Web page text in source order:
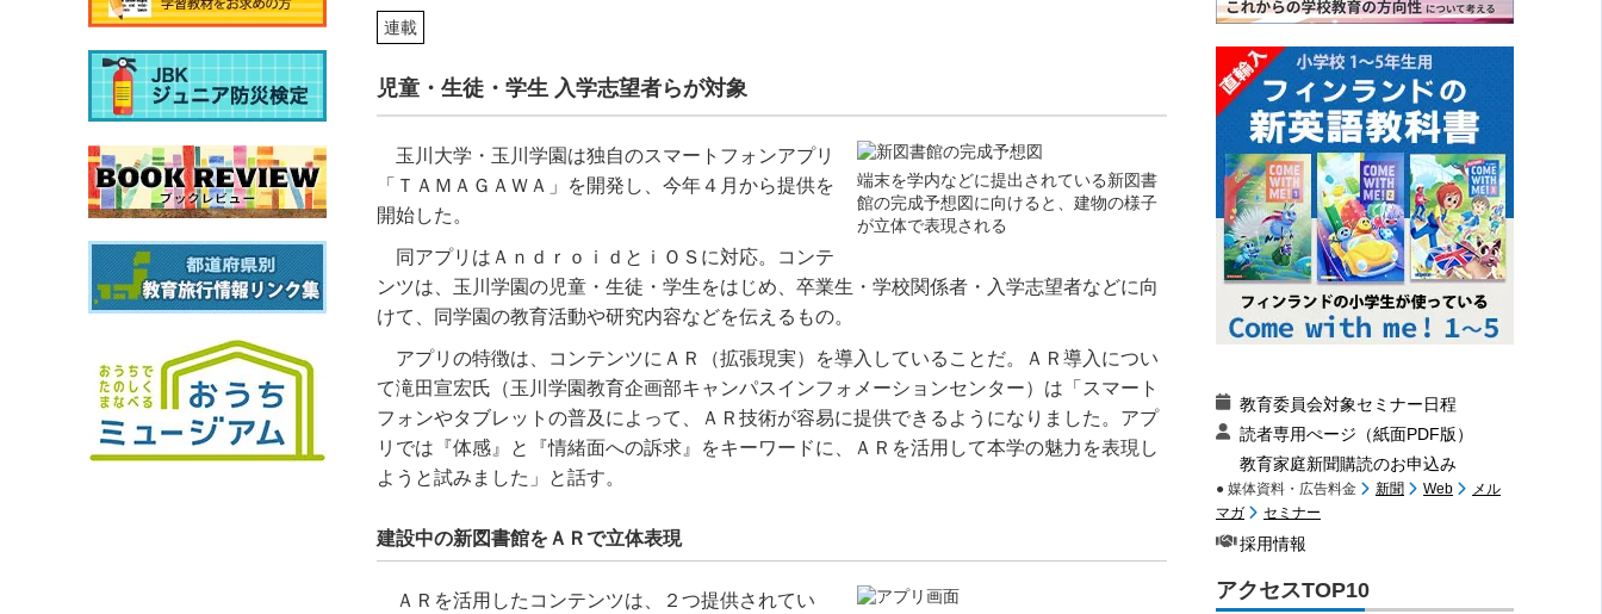
連載
児童・生徒・学生 入学志望者らが対象
端末を学内などに提出されている新図書
館の完成予想図に向けると、建物の様子
が立体で表現される
玉川大学・玉川学園は独自のスマートフォンアプリ
「ＴＡＭＡＧＡＷＡ」を開発し、今年４月から提供を
開始した。
同アプリはＡｎｄｒｏｉｄとｉＯＳに対応。コンテ
ンツは、玉川学園の児童・生徒・学生をはじめ、卒業生・学校関係者・入学志望者などに向
けて、同学園の教育活動や研究内容などを伝えるもの。
アプリの特徴は、コンテンツにＡＲ（拡張現実）を導入していることだ。ＡＲ導入につい
て滝田宣宏氏（玉川学園教育企画部キャンパスインフォメーションセンター）は「スマート
フォンやタブレットの普及によって、ＡＲ技術が容易に提供できるようになりました。アプ
リでは『体感』と『情緒面への訴求』をキーワードに、ＡＲを活用して本学の魅力を表現し
ようと試みました」と話す。
建設中の新図書館をＡＲで立体表現
ＡＲを活用したコンテンツは、２つ提供されてい
教育委員会対象セミナー日程
読者専用ぺージ（紙面PDF版）
教育家庭新聞購読のお申込み
● 媒体資料・広告料金 新聞 Web
メル
マガ
セミナー
採用情報
アクセスTOP10